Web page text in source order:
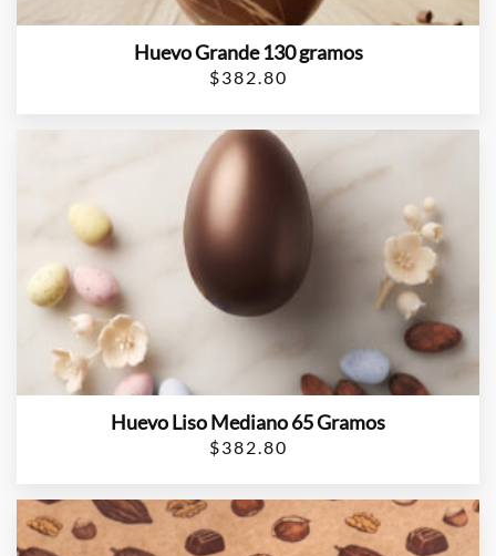
Huevo Grande 130 gramos
$382.80
Huevo Liso Mediano 65 Gramos
$382.80